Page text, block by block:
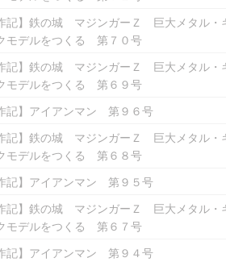
作記】鉄の城 マジンガーＺ 巨大メタル・
モデルをつくる 第７０号
作記】鉄の城 マジンガーＺ 巨大メタル・
モデルをつくる 第６９号
記】アイアンマン 第９６号
作記】鉄の城 マジンガーＺ 巨大メタル・
モデルをつくる 第６８号
記】アイアンマン 第９５号
作記】鉄の城 マジンガーＺ 巨大メタル・
モデルをつくる 第６７号
記】アイアンマン 第９４号